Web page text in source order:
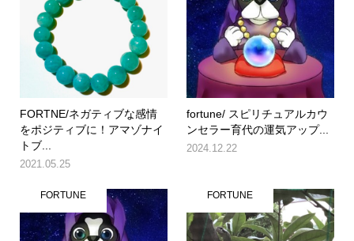
FORTNE/ネガティブな感情
をポジティブに！アマゾナイ
トブ...
2021.05.25
fortune/ スピリチュアルカウ
ンセラー育代の運気アップ...
2024.12.22
FORTUNE FORTUNE